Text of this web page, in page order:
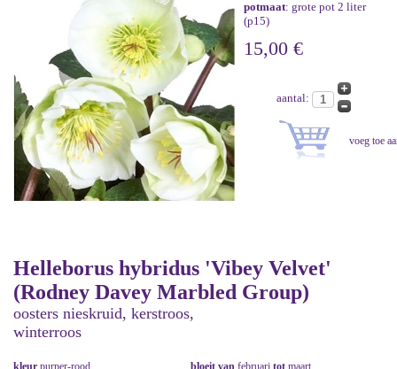
potmaat: grote pot 2 liter
(p15)
15,00 €
aantal:
Helleborus hybridus 'Vibey Velvet'
(Rodney Davey Marbled Group)
oosters nieskruid, kerstroos,
winterroos